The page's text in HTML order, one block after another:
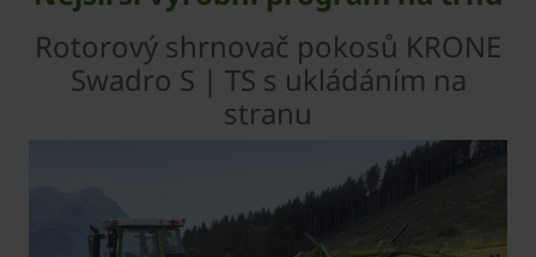
Rotorový shrnovač pokosů KRONE
Swadro S | TS s ukládáním na
stranu